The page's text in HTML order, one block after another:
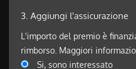
3. Aggiungi l'assicurazione
L'importo del premio è
rimborso. Maggiori
Si, sono interessato